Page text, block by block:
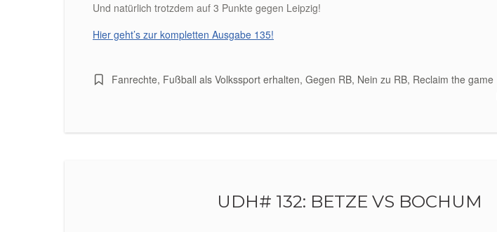
Und natürlich trotzdem auf 3 Punkte gegen Leipzig!
Hier geht’s zur kompletten Ausgabe 135!
Fanrechte, Fußball als Volkssport erhalten, Gegen RB, Nein zu RB, Reclaim the game
UDH# 132: BETZE VS BOCHUM